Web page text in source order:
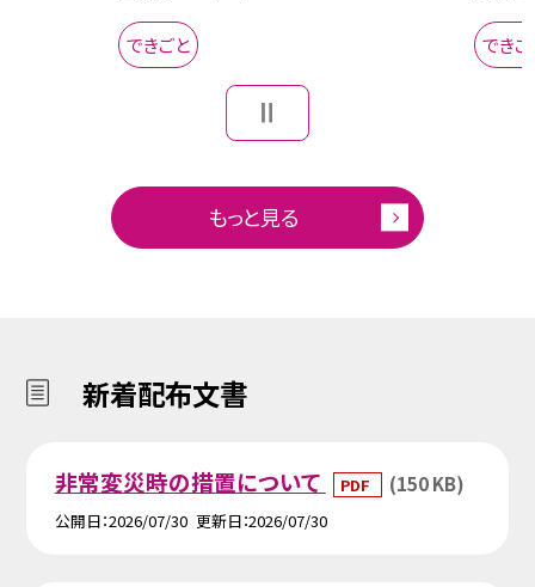
できごと できご
もっと見る
新着配布文書
非常変災時の措置について PDF (150 KB)
公開日 2026/07/30 更新日 2026/07/30